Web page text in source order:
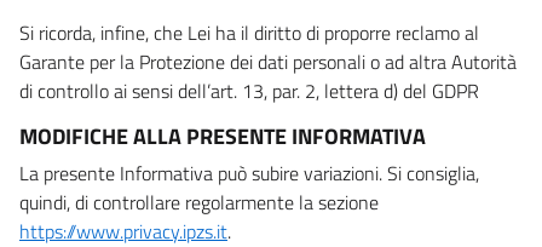
Si ricorda, infine, che Lei ha il diritto di proporre reclamo al
Garante per la Protezione dei dati personali o ad altra Autorità
di controllo ai sensi dell’art. 13, par. 2, lettera d) del GDPR
MODIFICHE ALLA PRESENTE INFORMATIVA
La presente Informativa può subire variazioni. Si consiglia,
quindi, di controllare regolarmente la sezione
https://www.privacy.ipzs.it.